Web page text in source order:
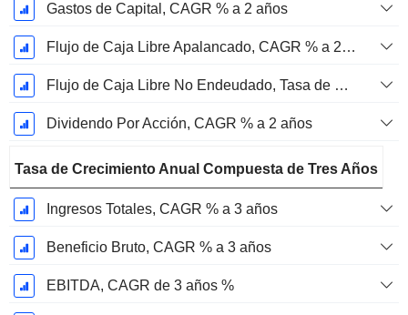
Gastos de Capital, CAGR % a 2 años
Flujo de Caja Libre Apalancado, CAGR % a 2 años
Flujo de Caja Libre No Endeudado, Tasa de Crecimiento Anual Compuesta de 2 Años %
Dividendo Por Acción, CAGR % a 2 años
Tasa de Crecimiento Anual Compuesta de Tres Años
Ingresos Totales, CAGR % a 3 años
Beneficio Bruto, CAGR % a 3 años
EBITDA, CAGR de 3 años %